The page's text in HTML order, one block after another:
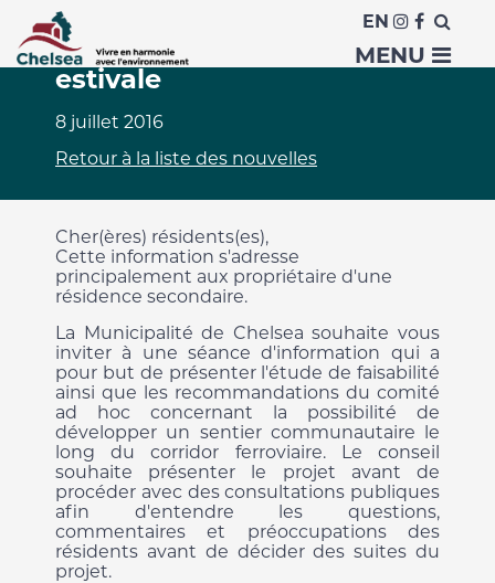
EN
MENU
Session d'information
estivale
8 juillet 2016
Retour à la liste des nouvelles
Cher(ères) résidents(es),
Cette information s'adresse
principalement aux propriétaire d'une
résidence secondaire.
La Municipalité de Chelsea souhaite vous
inviter à une séance d'information qui a
pour but de présenter l'étude de faisabilité
ainsi que les recommandations du comité
ad hoc concernant la possibilité de
développer un sentier communautaire le
long du corridor ferroviaire. Le conseil
souhaite présenter le projet avant de
procéder avec des consultations publiques
afin d'entendre les questions,
commentaires et préoccupations des
résidents avant de décider des suites du
projet.